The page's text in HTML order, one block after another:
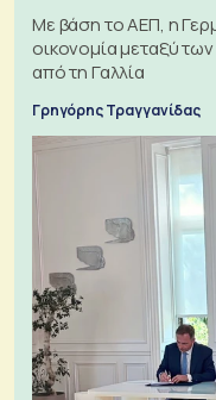
Με βάση το ΑΕΠ, η
οικονομία μεταξύ
από τη Γαλλία
Γρηγόρης Τραγγανίδας